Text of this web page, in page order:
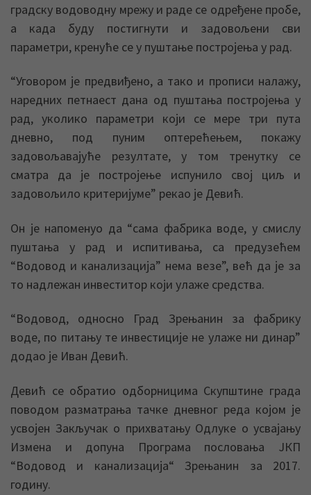
градску водоводну мрежу и раде се одређене пробе,
а када буду постигнути и задовољени сви
параметри, кренуће се у пуштање построjења у рад.
“Уговором jе предвиђено, а тако и прописи налажу,
наредних петнаест дана од пуштања построjења у
рад, уколико параметри коjи се мере три пута
дневно, под пуним оптерећењем, покажу
задовољаваjуће резултате, у том тренутку се
сматра да jе построjење испунило своj циљ и
задовољило критериjуме” рекао jе Девић.
Он jе напоменуо да “сама фабрика воде, у смислу
пуштања у рад и испитивања, са предузећем
“Водовод и канализациjа” нема везе”, већ да jе за
то надлежан инвеститор коjи улаже средства.
“Водовод, односно Град Зрењанин за фабрику
воде, по питању те инвестициjе не улаже ни динар”
додао jе Иван Девић.
Девић се обратио одборницима Скупштине града
поводом разматрања тачке дневног реда коjом jе
усвоjен Закључак о прихватању Одлуке о усваjању
Измена и допуна Програма пословања JКП
“Водовод и канализациjа“ Зрењанин за 2017.
годину.